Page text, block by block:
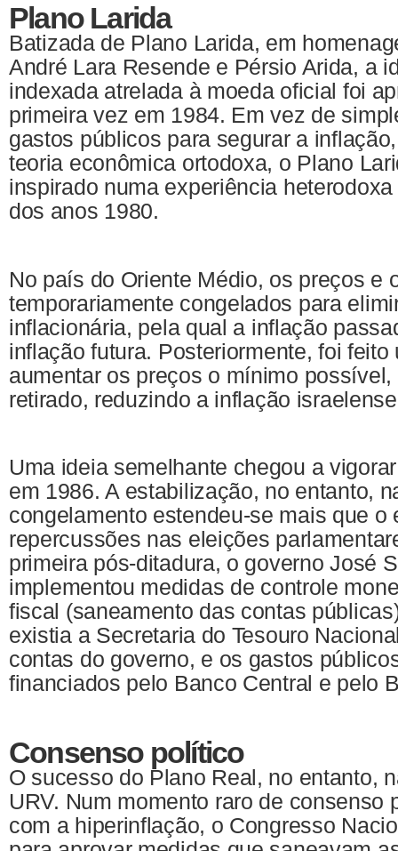
Plano Larida
Batizada de Plano Larida, em
André Lara Resende e Pérsio Arida, a
indexada atrelada à moeda oficial foi
primeira vez em 1984. Em vez de
gastos públicos para segurar a
teoria econômica ortodoxa, o Plano
inspirado numa experiência
dos anos 1980.
No país do Oriente Médio, os preços e
temporariamente congelados para
inflacionária, pela qual a inflação
inflação futura. Posteriormente, foi
aumentar os preços o mínimo
retirado, reduzindo a inflação
Uma ideia semelhante chegou a
em 1986. A estabilização, no entanto,
congelamento estendeu-se mais que o
repercussões nas eleições
primeira pós-ditadura, o governo José
implementou medidas de controle
fiscal (saneamento das contas
existia a Secretaria do Tesouro
contas do governo, e os gastos
financiados pelo Banco Central e pelo
Consenso político
O sucesso do Plano Real, no entanto,
URV. Num momento raro de consenso
com a hiperinflação, o Congresso